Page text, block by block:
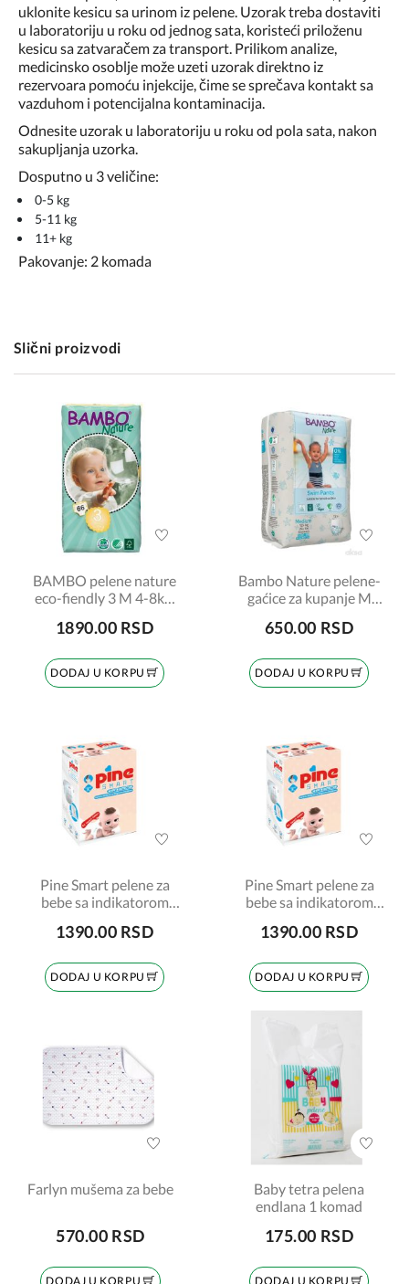
uklonite kesicu sa urinom iz pelene. Uzorak treba dostaviti
u laboratoriju u roku od jednog sata, koristeći priloženu
kesicu sa zatvaračem za transport. Prilikom analize,
medicinsko osoblje može uzeti uzorak direktno iz
rezervoara pomoću injekcije, čime se sprečava kontakt sa
vazduhom i potencijalna kontaminacija.
Odnesite uzorak u laboratoriju u roku od pola sata, nakon
sakupljanja uzorka.
Dosputno u 3 veličine:
0-5 kg
5-11 kg
11+ kg
Pakovanje: 2 komada
Slični proizvodi
BAMBO pelene nature
eco-fiendly 3 M 4-8kg,
1890.00 RSD
DODAJ U KORPU
Bambo Nature pelene-
gaćice za kupanje M
komada
650.00 RSD
DODAJ U KORPU
Pine Smart pelene za
bebe sa indikatorom
1390.00 RSD
DODAJ U KORPU
Pine Smart pelene za
bebe sa indikatorom
1390.00 RSD
DODAJ U KORPU
Farlyn mušema za bebe
570.00 RSD
DODAJ U KORPU
Baby tetra pelena
endlana 1 komad
175.00 RSD
DODAJ U KORPU